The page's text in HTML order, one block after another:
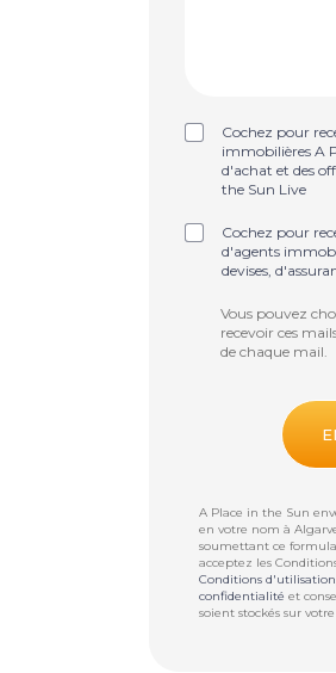
Cochez pour
immobilières A
d'achat et des
the Sun Live
Cochez pour
d'agents
devises,
Vous pouvez
recevoir ces
de chaque mail.
A Place in the Sun
en votre nom à
soumettant ce
acceptez les
Conditions d'utilisation
confidentialité et
soient stockés sur